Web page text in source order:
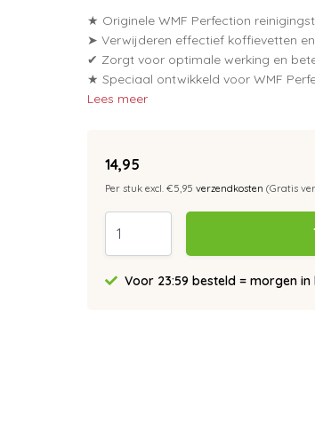
★ Originele WMF Perfection
➤ Verwijderen effectief koffievetten
✔ Zorgt voor optimale werking en
★ Speciaal ontwikkeld voor WMF
Lees meer
14,95
Per stuk excl. €5,95 verzendkosten (Gratis
Voor 23:59 besteld = morgen in